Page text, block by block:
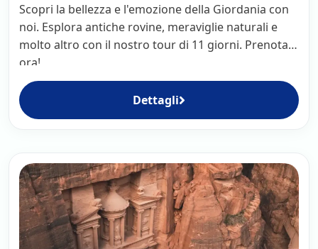
Scopri la bellezza e l'emozione della Giordania con
noi. Esplora antiche rovine, meraviglie naturali e
molto altro con il nostro tour di 11 giorni. Prenota
ora!
Dettagli